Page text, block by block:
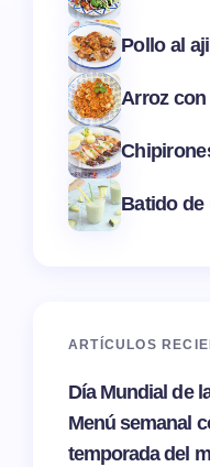
Pollo al
Arroz
Batido de
ARTÍCULOS
Día Mundial de
Menú semanal
temporada del